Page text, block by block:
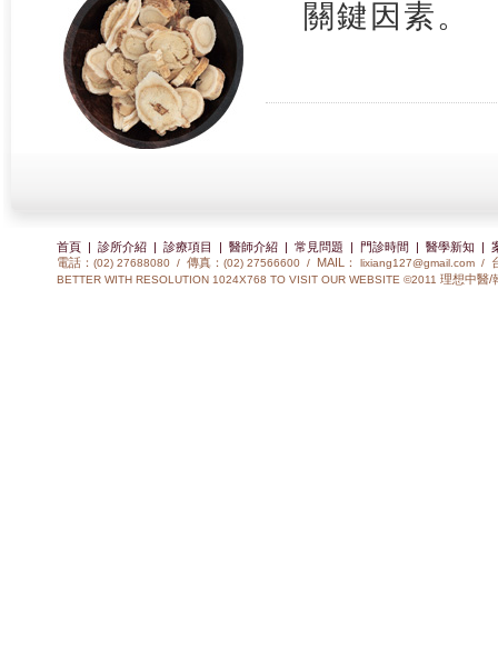
關鍵因素。
首頁| 診所介紹| 診療項目 | 醫師介紹| 常見問題 | 門診時間 | 醫學新知 |
電話： (02) 27688080 / 傳真： (02) 27566600 / MAIL： lixiang127@gmail.com /
BETTER WITH RESOLUTION 1024X768 TO VISIT OUR WEBSITE ©2011 理想中醫/